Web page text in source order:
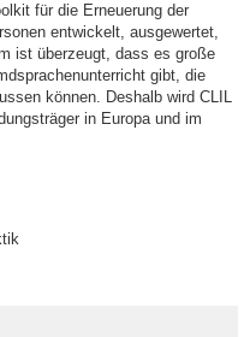
für die Erneuerung der
entwickelt, ausgewertet,
ist überzeugt, dass es große
gibt, die
können. Deshalb wird CLIL
in Europa und im